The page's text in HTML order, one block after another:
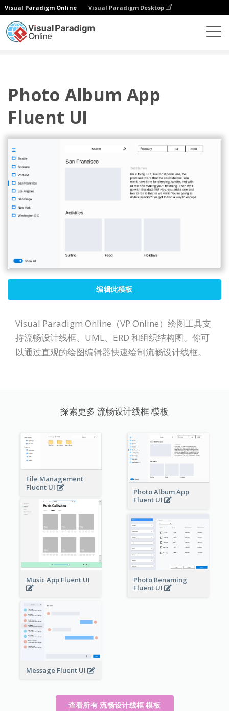
Visual Paradigm Online Visual Paradigm Desktop
Photo Album App
Fluent UI
编辑此模板
Visual Paradigm Online（VP Online）绘图工具支
持流畅设计线框、UML、ERD 和组织结构图。你可
以通过直观的绘图编辑器快速绘制流畅设计线框。
探索更多 流畅设计线框 模板
File Management
Fluent UI
Photo Album App
Fluent UI
Music App Fluent UI
Photo Renaming
Fluent UI
Message Fluent UI
查看所有 流畅设计线框 模板